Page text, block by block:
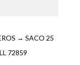
→ SACO 25
72859